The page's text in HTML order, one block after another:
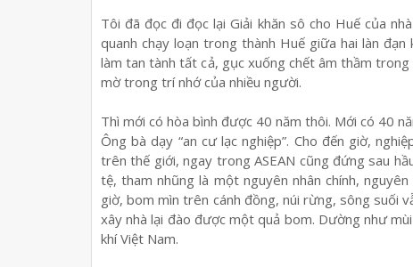
Tôi đã đọc đi đọc lại Giải khăn sô cho Huếcủa
quanh chạy loạn trong thành Huếgiữa hai làn đạn
làm tan tành tất cả, gục xuống chết âm thầm trong
mờtrong trí nhớcủa nhiều người.
Thì mới có hòa bình được 40 năm thôi. Mới có 40
Ông bà dạy “an cưlạc nghiệp”. Cho đến giờ, nghiệ
trên thế giới, ngay trong ASEAN cũng đứng sau hầ
tệ, tham nhũng là một nguyên nhân chính, nguyên
giờ, bom mìn trên cánh đồng, núi rừng, sông suối v
xây nhà lại đào được một quả bom. Dường như
khí Việt Nam.